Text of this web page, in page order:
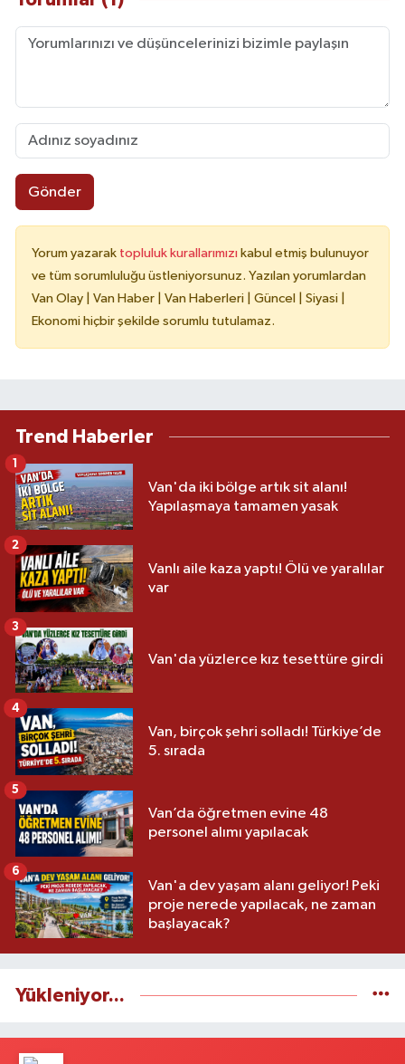
Gönder
Yorum yazarak topluluk kurallarımızı kabul etmiş bulunuyor
ve tüm sorumluluğu üstleniyorsunuz. Yazılan yorumlardan
Van Olay | Van Haber | Van Haberleri | Güncel | Siyasi |
Ekonomi hiçbir şekilde sorumlu tutulamaz.
Trend Haberler
Van'da iki bölge artık sit alanı!
Yapılaşmaya tamamen yasak
1
Vanlı aile kaza yaptı! Ölü ve yaralılar
var
2
Van'da yüzlerce kız tesettüre girdi
3
Van, birçok şehri solladı! Türkiye’de
5. sırada
4
Van’da öğretmen evine 48
personel alımı yapılacak
5
Van'a dev yaşam alanı geliyor! Peki
proje nerede yapılacak, ne zaman
başlayacak?
6
Yükleniyor...